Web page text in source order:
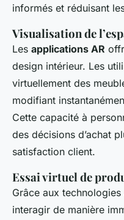
informés et réduisant
Visualisation de
Les applications AR
design intérieur. Les
virtuellement des
modifiant
Cette capacité à
des décisions d’achat
satisfaction client.
Essai virtuel de
Grâce aux
interagir de manière